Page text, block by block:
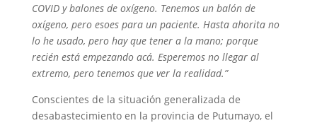
COVID y balones de oxígeno. Tenemos un balón de
oxígeno, pero esoes para un paciente. Hasta ahorita no
lo he usado, pero hay que tener a la mano; porque
recién está empezando acá. Esperemos no llegar al
extremo, pero tenemos que ver la realidad.”
Conscientes de la situación generalizada de
desabastecimiento en la provincia de Putumayo, el